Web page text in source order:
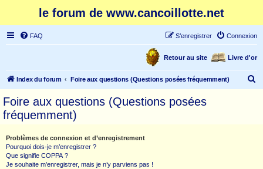
le forum de www.cancoillotte.net
FAQ Connexion
S’enregistrer
Livre d'or
Retour au site
Index du forum Foire aux questions (Questions posées fréquemment)
Foire aux questions (Questions posées
fréquemment)
Problèmes de connexion et d’enregistrement
Pourquoi dois-je m’enregistrer ?
Que signifie COPPA ?
Je souhaite m’enregistrer, mais je n’y parviens pas !